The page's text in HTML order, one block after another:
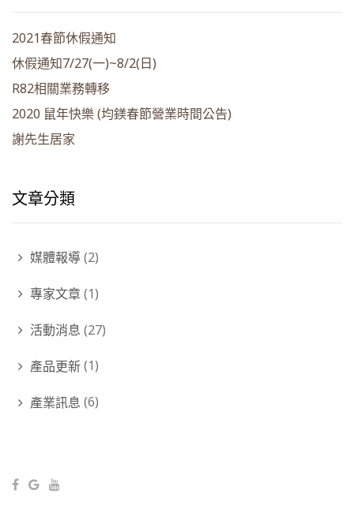
2021春節休假通知
休假通知7/27(一)~8/2(日)
R82相關業務轉移
2020 鼠年快樂 (均鎂春節營業時間公告)
謝先生居家
文章分類
媒體報導(2)
專家文章(1)
活動消息 (27)
產品更新(1)
產業訊息 (6)